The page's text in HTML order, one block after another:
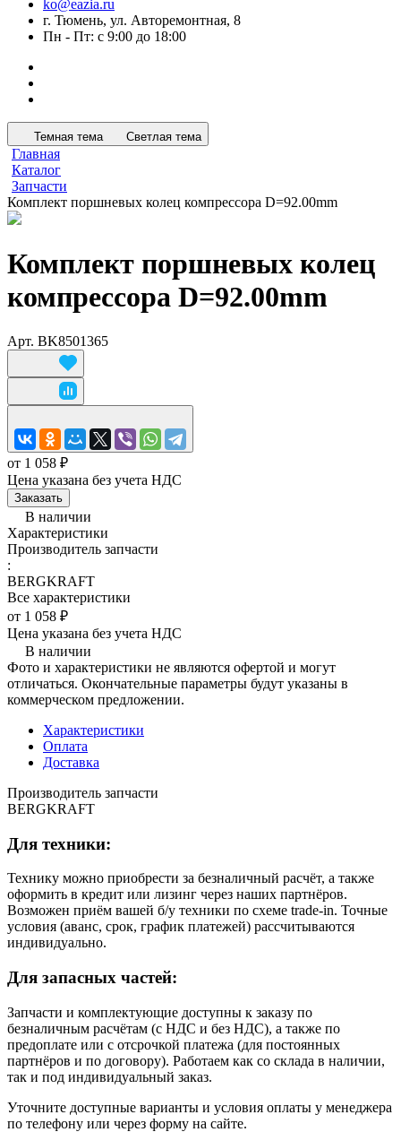
ko@eazia.ru
г. Тюмень, ул. Авторемонтная, 8
Пн - Пт: с 9:00 до 18:00
Темная тема Светлая тема
Главная
Каталог
Запчасти
Комплект поршневых колец компрессора D=92.00mm
Комплект поршневых колец
компрессора D=92.00mm
Арт. BK8501365
от 1 058 ₽
Цена указана без учета НДС
Заказать
В наличии
Характеристики
Производитель запчасти
:
BERGKRAFT
Все характеристики
от 1 058 ₽
Цена указана без учета НДС
В наличии
Фото и характеристики не являются офертой и могут
отличаться. Окончательные параметры будут указаны в
коммерческом предложении.
Характеристики
Оплата
Доставка
Производитель запчасти
BERGKRAFT
Для техники:
Технику можно приобрести за безналичный расчёт, а также
оформить в кредит или лизинг через наших партнёров.
Возможен приём вашей б/у техники по схеме trade-in. Точные
условия (аванс, срок, график платежей) рассчитываются
индивидуально.
Для запасных частей:
Запчасти и комплектующие доступны к заказу по
безналичным расчётам (с НДС и без НДС), а также по
предоплате или с отсрочкой платежа (для постоянных
партнёров и по договору). Работаем как со склада в наличии,
так и под индивидуальный заказ.
Уточните доступные варианты и условия оплаты у менеджера
по телефону или через форму на сайте.